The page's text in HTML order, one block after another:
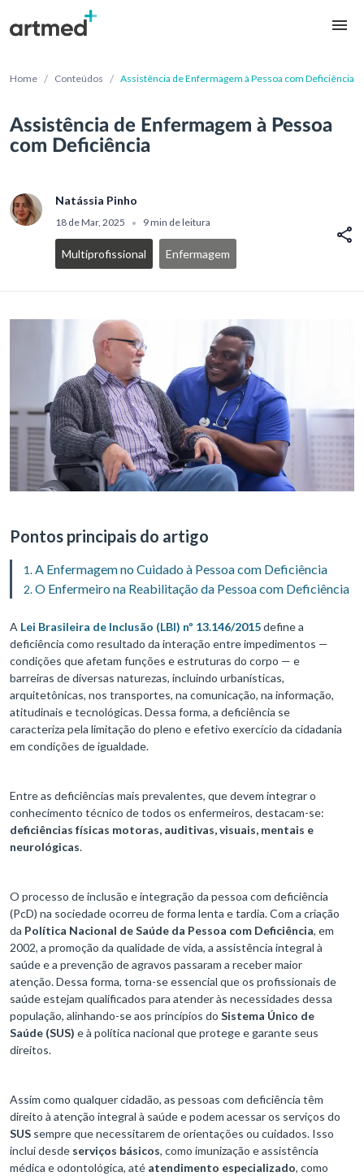
Home / Conteúdos / Assistência de Enfermagem à Pessoa com Deficiência
Assistência de Enfermagem à Pessoa
com Deficiência
Natássia Pinho
18 de Mar, 2025 • 9 min de leitura
Multiprofissional Enfermagem
Pontos principais do artigo
A Enfermagem no Cuidado à Pessoa com Deficiência
O Enfermeiro na Reabilitação da Pessoa com Deficiência
A Lei Brasileira de Inclusão (LBI) nº 13.146/2015define a
deficiência como resultado da interação entre impedimentos —
condições que afetam funções e estruturas do corpo — e
barreiras de diversas naturezas, incluindo urbanísticas,
arquitetônicas, nos transportes, na comunicação, na informação,
atitudinais e tecnológicas. Dessa forma, a deficiência se
caracteriza pela limitação do pleno e efetivo exercício da cidadania
em condições de igualdade.
Entre as deficiências mais prevalentes, que devem integrar o
conhecimento técnico de todos os enfermeiros, destacam-se:
deficiências físicas motoras, auditivas, visuais, mentais e
neurológicas.
O processo de inclusão e integração da pessoa com deficiência
(PcD) na sociedade ocorreu de forma lenta e tardia. Com a criação
da Política Nacional de Saúde da Pessoa com Deficiência, em
2002, a promoção da qualidade de vida, a assistência integral à
saúde e a prevenção de agravos passaram a receber maior
atenção. Dessa forma, torna-se essencial que os profissionais de
saúde estejam qualificados para atender às necessidades dessa
população, alinhando-se aos princípios do Sistema Único de
Saúde (SUS) e à política nacional que protege e garante seus
direitos.
Assim como qualquer cidadão, as pessoas com deficiência têm
direito à atenção integral à saúde e podem acessar os serviços do
SUS sempre que necessitarem de orientações ou cuidados. Isso
inclui desde serviços básicos, como imunização e assistência
médica e odontológica, até atendimento especializado, como